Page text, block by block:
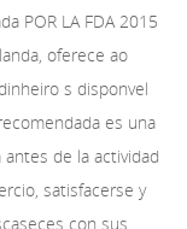
POR LA FDA 2015
oferece ao
s disponvel
es una
de la actividad
satisfacerse y
con sus